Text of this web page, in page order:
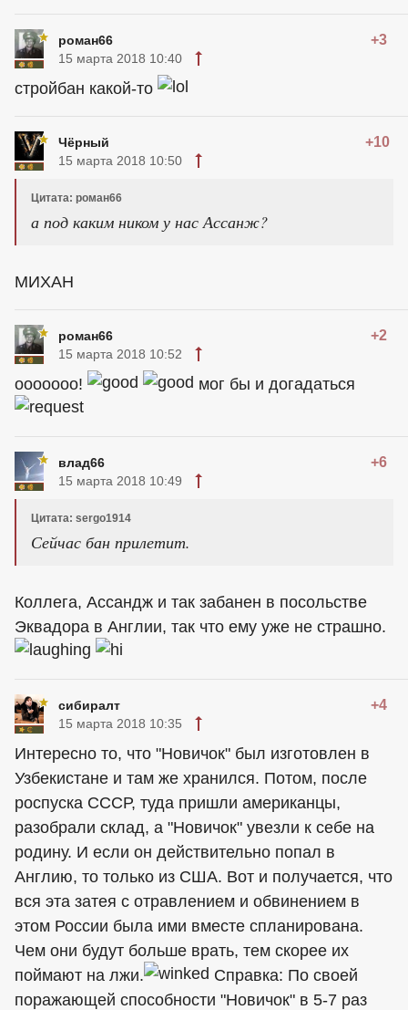
роман66 +3
15 марта 2018 10:40
стройбан какой-то
Чёрный +10
15 марта 2018 10:50
Цитата: роман66
а под каким ником у нас Ассанж?
МИХАН
роман66 +2
15 марта 2018 10:52
ооооооо! мог бы и догадаться
влад66 +6
15 марта 2018 10:49
Цитата: sergo1914
Сейчас бан прилетит.
Коллега, Ассандж и так забанен в посольстве
Эквадора в Англии, так что ему уже не страшно.
сибиралт +4
15 марта 2018 10:35
Интересно то, что "Новичок" был изготовлен в
Узбекистане и там же хранился. Потом, после
роспуска СССР, туда пришли американцы,
разобрали склад, а "Новичок" увезли к себе на
родину. И если он действительно попал в
Англию, то только из США. Вот и получается, что
вся эта затея с отравлением и обвинением в
этом России была ими вместе спланирована.
Чем они будут больше врать, тем скорее их
поймают на лжи.
Справка: По своей
поражающей способности "Новичок" в 5-7 раз